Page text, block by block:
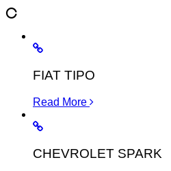
FIAT TIPO
Read More
CHEVROLET SPARK